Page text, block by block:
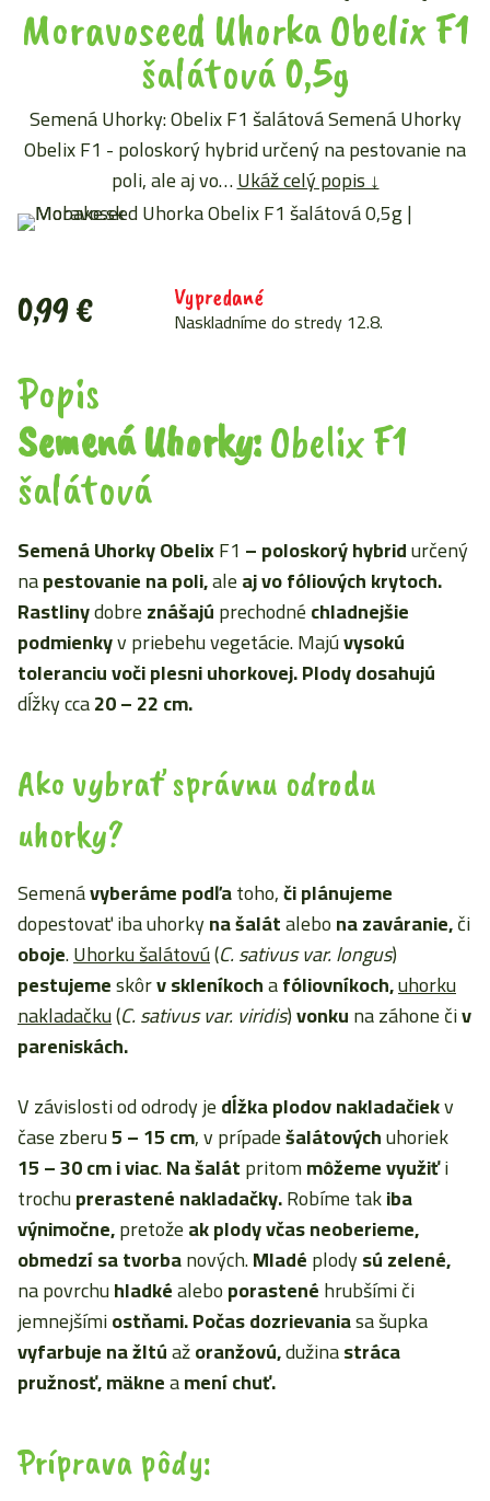
Moravoseed Uhorka Obelix F1
šalátová 0,5g
Semená Uhorky: Obelix F1 šalátová Semená Uhorky
Obelix F1 - poloskorý hybrid určený na pestovanie na
poli, ale aj vo…Ukáž celý popis ↓
0,99€ Vypredané
Naskladníme do stredy 12.8.
Popis
Semená Uhorky:Obelix F1
šalátová
Semená Uhorky ObelixF1 –poloskorý hybridurčený
napestovanie na poli,aleaj vo fóliových krytoch.
Rastlinydobreznášajúprechodnéchladnejšie
podmienkyv priebehu vegetácie. Majúvysokú
toleranciu voči plesni uhorkovej. Plody dosahujú
dĺžky cca20 – 22 cm.
Ako vybrať správnu odrodu
uhorky?
Semenávyberáme podľatoho,či plánujeme
dopestovať iba uhorkyna šalátalebona zaváranie,či
oboje.Uhorku šalátovú(C. sativus var. longus)
pestujemeskôrv skleníkochafóliovníkoch,uhorku
nakladačku(C. sativus var. viridis)vonkuna záhone čiv
pareniskách.
V závislosti od odrody jedĺžka plodov nakladačiekv
čase zberu5 – 15 cm, v prípadešalátovýchuhoriek
15 – 30 cmi viac.Na šalátpritommôžeme využiťi
trochuprerastené nakladačky.Robíme takiba
výnimočne,pretožeak plody včas neoberieme,
obmedzí sa tvorbanových.Mladéplodysú zelené,
na povrchuhladkéaleboporastenéhrubšími či
jemnejšímiostňami. Počas dozrievaniasa šupka
vyfarbujena žltúažoranžovú,dužinastráca
pružnosť, mäkneamení chuť.
Príprava pôdy: